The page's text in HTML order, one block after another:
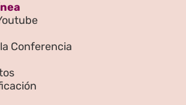
Conferencia